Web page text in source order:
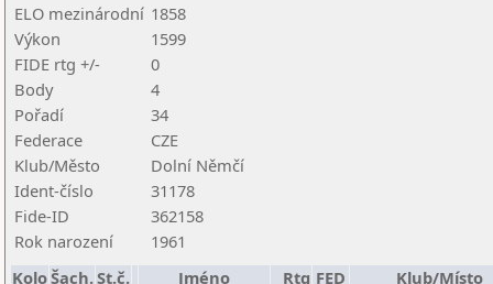
ELO mezinárodní 1858
Výkon
1599
FIDE rtg +/-
0
Body
4
Pořadí
34
Federace
CZE
Klub/Město
Dolní Němčí
Ident-číslo
31178
Fide-ID
362158
Rok narození
1961
KoloŠach.St.č. Jméno Rtg FED
Klub/Místo